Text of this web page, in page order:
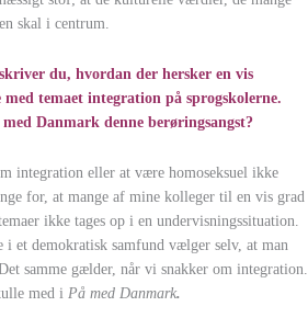
skal i centrum.
du, hvordan der hersker en vis
temaet integration på sprogskolerne.
Danmark denne berøringsangst?
integration eller at være homoseksuel ikke
for, at mange af mine kolleger til en vis grad
ikke tages op i en undervisningssituation.
i et demokratisk samfund vælger selv, at man
samme gælder, når vi snakker om integration.
med i På med Danmark.